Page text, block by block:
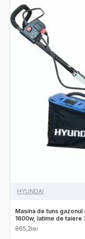
HYUNDAI
Masina de tuns gazonul
1600w, latime de
865,2lei